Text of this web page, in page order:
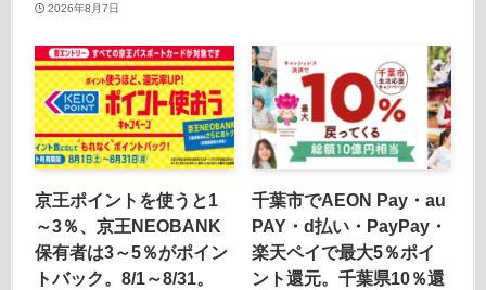
2026年8月7日
京王ポイントを使うと1
～3％、京王NEOBANK
保有者は3～5％がポイン
トバック。8/1～8/31。
千葉市でAEON Pay・au
PAY・d払い・PayPay・
楽天ペイで最大5％ポイ
ント還元。千葉県10％還